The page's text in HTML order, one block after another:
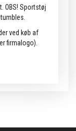
OBS! Sportstøj
ved køb af
firmalogo).